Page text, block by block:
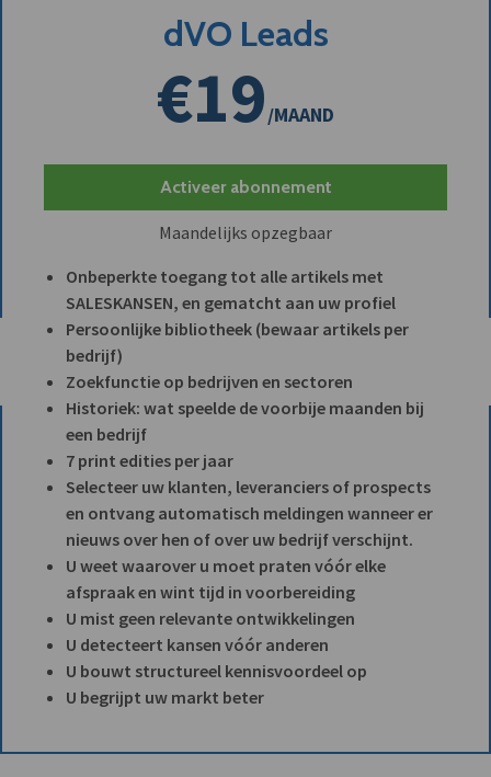
dVO Leads
€19/MAAND
Activeer abonnement
Maandelijks opzegbaar
Onbeperkte toegang tot alle artikels met
SALESKANSEN, en gematcht aan uw profiel
Persoonlijke bibliotheek (bewaar artikels per
bedrijf)
Zoekfunctie op bedrijven en sectoren
Historiek: wat speelde de voorbije maanden bij
een bedrijf
7 print edities per jaar
Selecteer uw klanten, leveranciers of prospects
en ontvang automatisch meldingen wanneer er
nieuws over hen of over uw bedrijf verschijnt.
U weet waarover u moet praten vóór elke
afspraak en wint tijd in voorbereiding
U mist geen relevante ontwikkelingen
U detecteert kansen vóór anderen
U bouwt structureel kennisvoordeel op
U begrijpt uw markt beter